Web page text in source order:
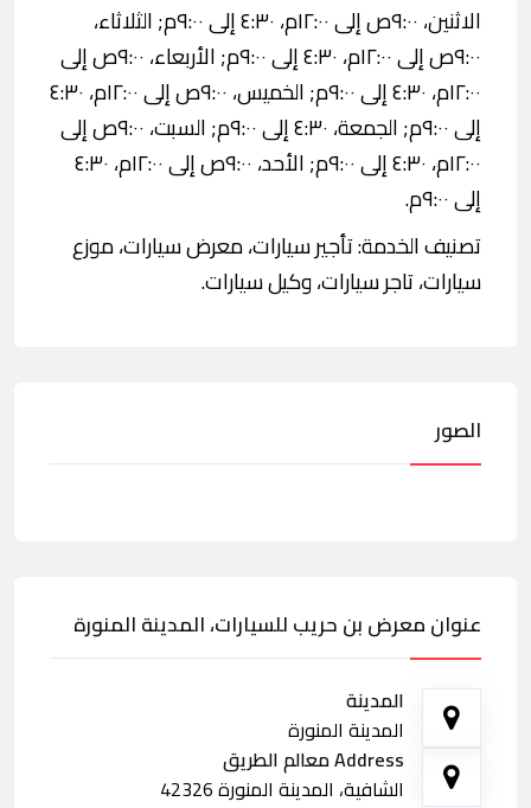
الاثنين، ٩:٠٠ص إلى ١٢:٠٠م، ٤:٣٠ إلى ٩:٠٠م; الثلاثاء،
٩:٠٠ص إلى ١٢:٠٠م، ٤:٣٠ إلى ٩:٠٠م; الأربعاء، ٩:٠٠ص إلى
١٢:٠٠م، ٤:٣٠ إلى ٩:٠٠م; الخميس، ٩:٠٠ص إلى ١٢:٠٠م، ٤:٣٠
إلى ٩:٠٠م; الجمعة، ٤:٣٠ إلى ٩:٠٠م; السبت، ٩:٠٠ص إلى
١٢:٠٠م، ٤:٣٠ إلى ٩:٠٠م; الأحد، ٩:٠٠ص إلى ١٢:٠٠م، ٤:٣٠
إلى ٩:٠٠م.
تصنيف الخدمة: تأجير سيارات، معرض سيارات، موزع
سيارات، تاجر سيارات، وكيل سيارات.
الصور
عنوان معرض بن حريب للسيارات، المدينة المنورة
المدينة
المدينة المنورة
Address معالم الطريق
الشافية، المدينة المنورة 42326